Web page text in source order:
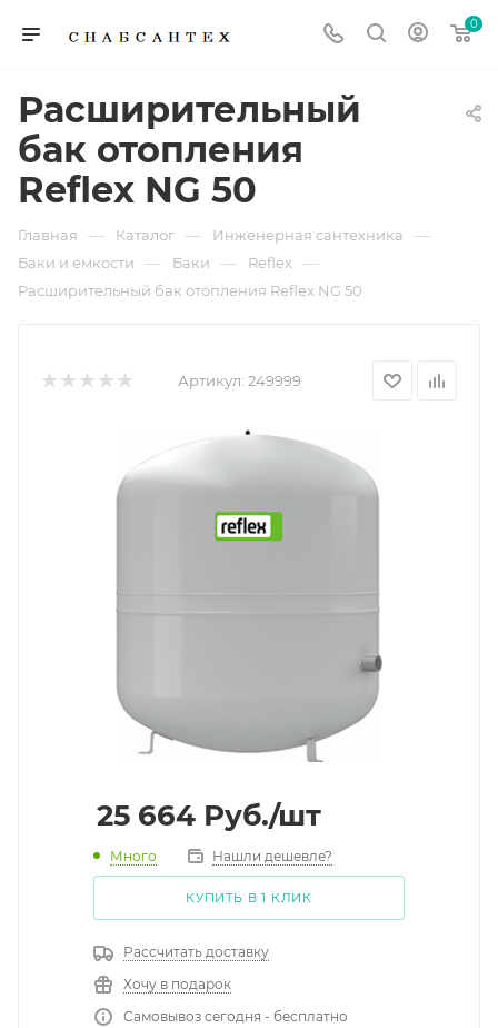
0
Расширительный
бак отопления
Reflex NG 50
Главная — Каталог — Инженерная сантехника —
Баки и емкости — Баки — Reflex —
Расширительный бак отопления Reflex NG 50
Артикул: 249999
25 664 Руб./шт
Много Нашли дешевле?
КУПИТЬ В 1 КЛИК
Рассчитать доставку
Хочу в подарок
Самовывоз сегодня - бесплатно